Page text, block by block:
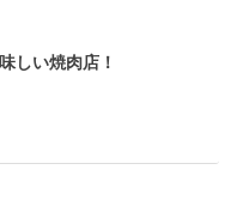
しい焼肉店！